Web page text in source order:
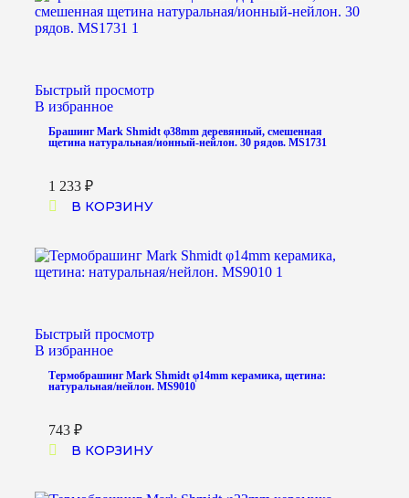
Быстрый просмотр
В избранное
Брашинг Mark Shmidt φ38mm деревянный, смешенная
щетина натуральная/ионный-нейлон. 30 рядов. MS1731
1 233 ₽
В КОРЗИНУ
Быстрый просмотр
В избранное
Термобрашинг Mark Shmidt φ14mm керамика, щетина:
натуральная/нейлон. MS9010
743 ₽
В КОРЗИНУ